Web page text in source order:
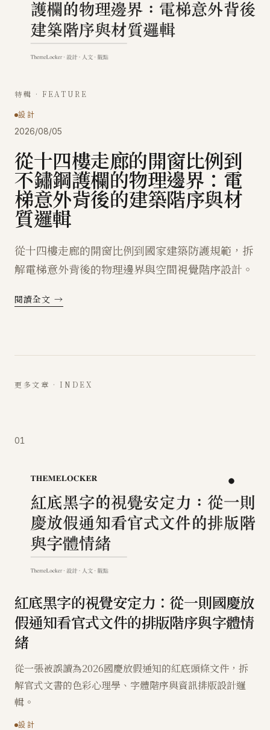
特輯 · FEATURE
設計
2026/08/05
從十四樓走廊的開窗比例到
不鏽鋼護欄的物理邊界：電
梯意外背後的建築階序與材
質邏輯
從十四樓走廊的開窗比例到國家建築防護規範，拆
解電梯意外背後的物理邊界與空間視覺階序設計。
閱讀全文 →
更多文章 · INDEX
01
紅底黑字的視覺安定力：從一則國慶放
假通知看官式文件的排版階序與字體情
緒
從一張被誤讀為2026國慶放假通知的紅底頭條文件，拆
解官式文書的色彩心理學、字體階序與資訊排版設計邏
輯。
設計